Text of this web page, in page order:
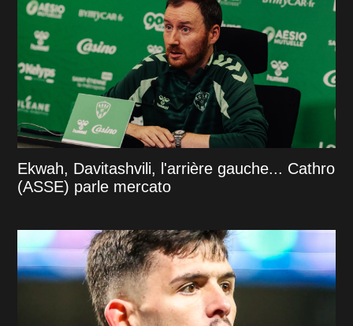
Ekwah, Davitashvili, l'arrière gauche... Cathro
(ASSE) parle mercato